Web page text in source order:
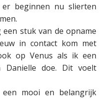
beginnen nu slierten
stuk van de opname
in contact kom met
op Venus als ik een
Danielle doe. Dit voelt
mooi en belangrijk